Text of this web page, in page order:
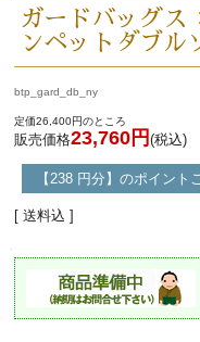
ガードバッグス
ンペットダブ
btp_gard_db_ny
定価26,400円のところ
販売価格23,760円 (税込)
【238 円分】のポイント
[ 送料込 ]